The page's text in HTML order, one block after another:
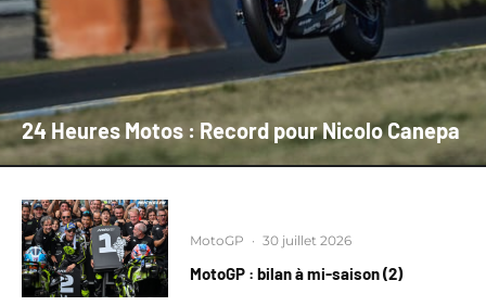
24 Heures Motos : Record pour Nicolo Canepa
MotoGP · 30 juillet 2026
MotoGP : bilan à mi-saison (2)